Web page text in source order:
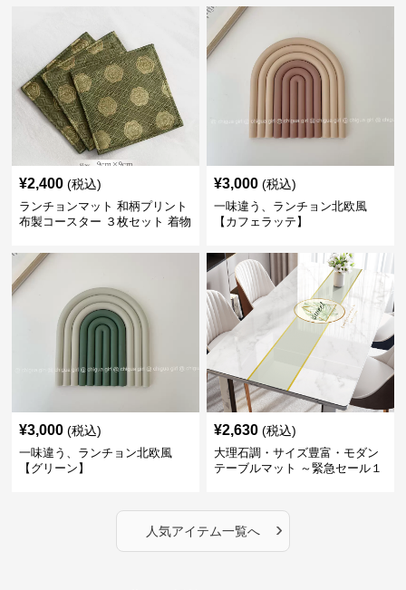
¥2,400 (税込)
ランチョンマット 和柄プリント
布製コースター ３枚セット 着物
¥3,000 (税込)
一味違う、ランチョン北欧風
【カフェラッテ】
¥3,000 (税込)
一味違う、ランチョン北欧風
【グリーン】
¥2,630 (税込)
大理石調・サイズ豊富・モダン
テーブルマット ～緊急セール１
人気アイテム一覧へ ›